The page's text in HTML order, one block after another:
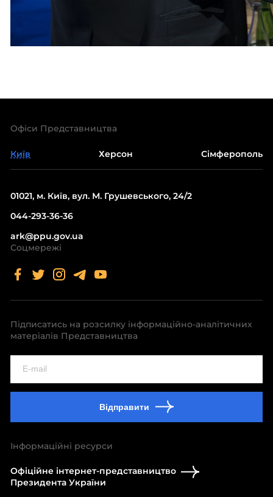
Офіси Представництва
Київ Херсон Сімферополь
01021, м. Київ, вул. М. Грушевського, 24/2
044-293-36-36
ark@ppu.gov.ua
Соцмережі
Підписатись на розсилку інформаційно-аналітичних
матеріалів Представництва
Відправити
Інформаційні ресурси
Офіційне інтернет-представництво
Президента України